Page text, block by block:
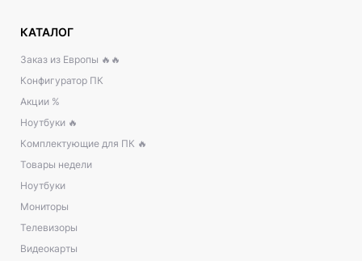
КАТАЛОГ
Заказ из Европы 🔥🔥
Конфигуратор ПК
Акции %
Ноутбуки 🔥
Комплектующие для ПК 🔥
Товары недели
Ноутбуки
Мониторы
Телевизоры
Видеокарты